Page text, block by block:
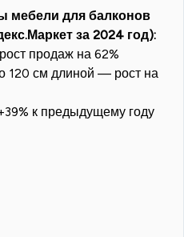
мебели для балконов
за 2024 год):
продаж на 62%
120 см длиной — рост на
к предыдущему году